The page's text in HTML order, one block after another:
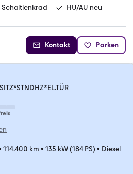
Schaltlenkrad HU/AU neu
Kontakt Parken
114.400 km • 135 kW (184 PS) • Diesel